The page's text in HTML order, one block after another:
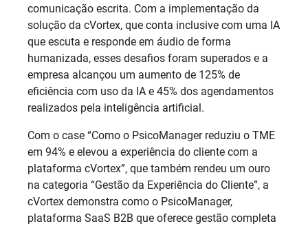
comunicação escrita. Com a implementação da
solução da cVortex, que conta inclusive com uma IA
que escuta e responde em áudio de forma
humanizada, esses desafios foram superados e a
empresa alcançou um aumento de 125% de
eficiência com uso da IA e 45% dos agendamentos
realizados pela inteligência artificial.
Com o case “Como o PsicoManager reduziu o TME
em 94% e elevou a experiência do cliente com a
plataforma cVortex”, que também rendeu um ouro
na categoria “Gestão da Experiência do Cliente”, a
cVortex demonstra como o PsicoManager,
plataforma SaaS B2B que oferece gestão completa